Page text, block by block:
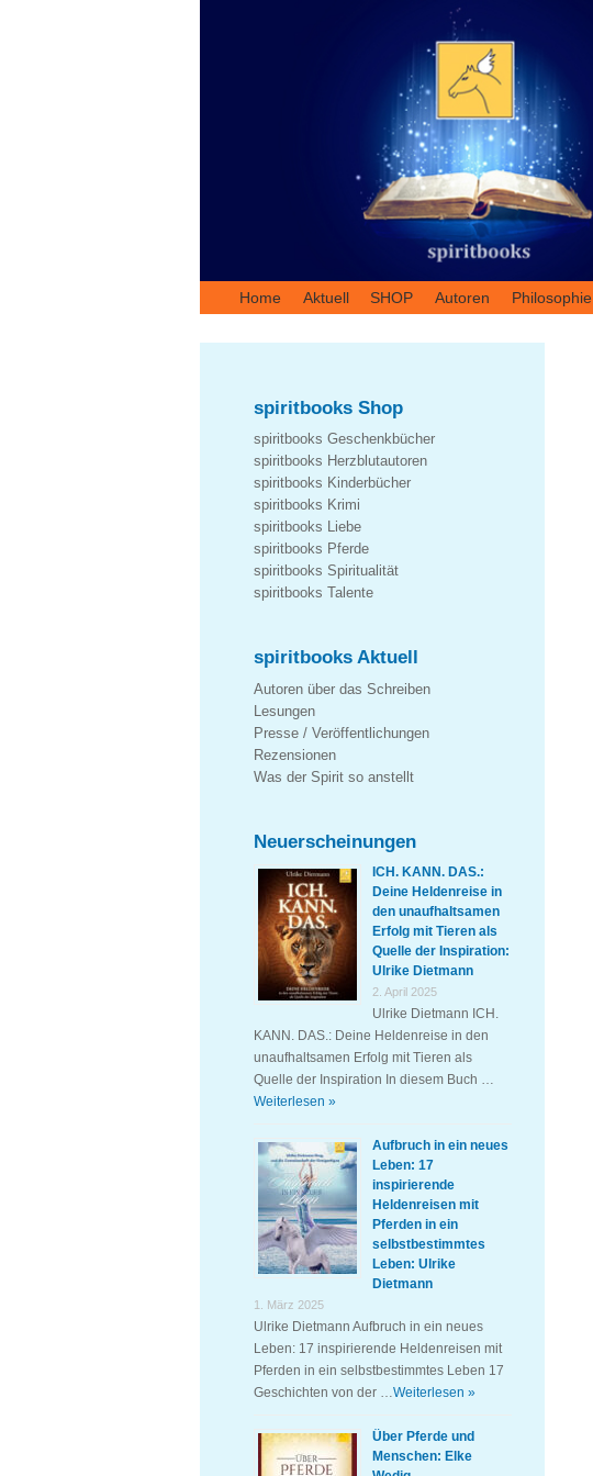
Home Aktuell SHOP Autoren Philosophie
spiritbooks Shop
spiritbooks Geschenkbücher
spiritbooks Herzblutautoren
spiritbooks Kinderbücher
spiritbooks Krimi
spiritbooks Liebe
spiritbooks Pferde
spiritbooks Spiritualität
spiritbooks Talente
spiritbooks Aktuell
Autoren über das Schreiben
Lesungen
Presse / Veröffentlichungen
Rezensionen
Was der Spirit so anstellt
Neuerscheinungen
ICH. KANN. DAS.:
Deine Heldenreise in
den unaufhaltsamen
Erfolg mit Tieren als
Quelle der Inspiration:
Ulrike Dietmann
2. April 2025
Ulrike Dietmann ICH.
KANN. DAS.: Deine Heldenreise in den
unaufhaltsamen Erfolg mit Tieren als
Quelle der Inspiration In diesem Buch …
Weiterlesen »
Aufbruch in ein neues
Leben: 17
inspirierende
Heldenreisen mit
Pferden in ein
selbstbestimmtes
Leben: Ulrike
Dietmann
1. März 2025
Ulrike Dietmann Aufbruch in ein neues
Leben: 17 inspirierende Heldenreisen mit
Pferden in ein selbstbestimmtes Leben 17
Geschichten von der …Weiterlesen »
Über Pferde und
Menschen: Elke